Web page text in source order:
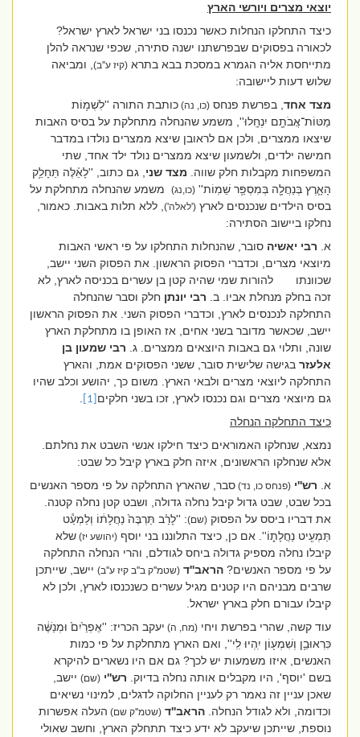
יוצאי מצרים ויורשי הארץ
כיצד התחלקו הנחלות כאשר נכנסו בני ישראל לארץ ישראל?
לכאורה בפסוקים שבפרשתנו ישנה סתירה, שכפי שנראה להלן
מתייחסת אליה הגמרא במסכת בבא בתרא(קיז ע''ב), ומביאה
שלוש דעות ליישובה:
מצד אחד, בפרשת פנחס(כו, נה)כותבת התורה ''לִשְׁמ֥וֹת
מַטּוֹת־אֲבֹתָ֖ם יִנְחָֽלוּ'', משמע שהנחלה מתחלקת על בסיס האבות
שיצאו ממצרים, ולכן אם לראובן שיצא ממצרים נולדו במדבר
חמישה ילדים, ולשמעון שיצא ממצרים נולד ילד אחד, שתי
המשפחות מקבלות חלק שווה.מצד שני, גם כתוב, ''לָאֵ֗לֶּה תֵּחָלֵ֥ק
הָאָ֛רֶץ בְּנַחֲלָ֖ה בְּמִסְפַּ֥ר שֵׁמֽוֹת''(כו,נג) משמע שהנחלה מתחלקת על
בסיס הילדים שנכנסים לארץ('לאלה'), ללא תלות באבות.כאמור,
נחלקו ביישוב הסתירה:
א.רבי יאשיהסובר, שהנחלות התחלקו על פי ראשי האבות
מיוצאי מצרים, וכדברי הפסוק הראשון. את הפסוק השני יישב,
שכוונתו
להורות שמי שהיה קטן בן עשרים בכניסה לארץ, לא
זכה בחלק מנחלת אביו. ב.רבי יונתןחלק וסבר שהנחלה
התחלקה לנכנסים לארץ, וכדברי הפסוק השני. את הפסוק הראשון
יישב, שכאשר מדובר בשני אחים, אז האופן בו מתחלקת הארץ
שונה, ותלוי גם באבות היוצאים ממצרים. ג. רבי שמעון בן
אלעזרבגישה שלישית סובר, ששני הפסוקים אמת, והארץ
התחלקה ליוצאי מצרים ולבאי הארץ. משום כך, יהושע וכלב שהיו
גם מיוצאי מצרים וגם נכנסו לארץ, זכו בשני חלקים[1]
.
כיצד התחלקה הנחלה
נמצא, שנחלקו האמוראים כיצד חילקו אנשי השבט את נחלתם.
אלא שנחלקו הראשונים, איזה חלק בארץ קיבל כל שבט:
א.רש''י (פנחס כו, נד)סבר, שהארץ התחלקה על פי מספר האנשים
בכל שבט, שבט גדול קיבל נחלה גדולה, ושבט קטן נחלה קטנה.
את דבריו ביסס על הפסוק(שם): ''לָרַ֗ב תַּרְבֶּה֙ נַחֲלָת֔וֹ וְלַמְעַ֕ט
תַּמְעִ֖יט נַחֲלָת֑וֹ''. אם כן, כיצד התלוננו בני יוסף(יהושע יז) שלא
קיבלו נחלה מספיק גדולה ביחס לגודלם, והרי הנחלה התחלקה
על פי מספר האנשים?הראב''ד (שטמ''ק ב''ב קיז ע''ב)יישב, שייתכן
שרבים מבניהם היו קטנים מגיל עשרים כשנכנסו לארץ, ולכן לא
קיבלו עבורם חלק בארץ ישראל.
עוד קשה, שהרי בפרשת ויחי(מח, ה) יעקב הכריז: ''אֶפְרַ֙יִם֙ וּמְנַשֶּׁ֔ה
כִּרְאוּבֵ֥ן וְשִׁמְע֖וֹן יִֽהְיוּ לִֽי'', ואם הארץ מתחלקת על פי כמות
האנשים, איזו משמעות יש לכך? גם אם היו נשארים להיקרא
בשם 'יוסף', היו מקבלים אותה נחלה בדיוק.רש''י (שם)יישב,
שאכן עניין זה נאמר רק לעניין החלוקה לדגלים, למינוי נשיאים
וכדומה, ולא לגודל הנחלה.הראב''ד (שטמ''ק שם)העלה אפשרות
נוספת, שייתכן שיעקב לא ידע כיצד תתחלק הארץ, וחשב שאולי